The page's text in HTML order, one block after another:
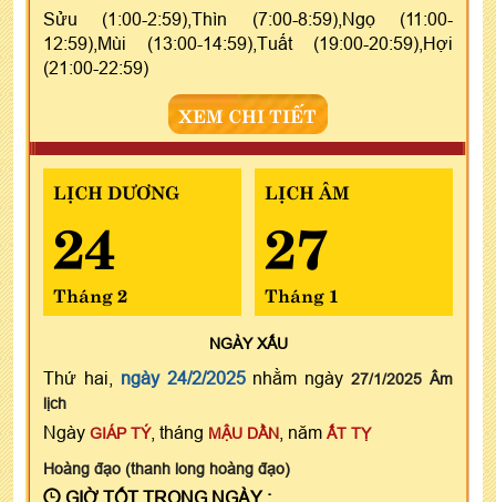
Sửu (1:00-2:59),Thìn (7:00-8:59),Ngọ (11:00-
12:59),Mùi (13:00-14:59),Tuất (19:00-20:59),Hợi
(21:00-22:59)
XEM CHI TIẾT
LỊCH DƯƠNG
24
Tháng 2
LỊCH ÂM
27
Tháng 1
NGÀYXẤU
Thứ hai, ngày 24/2/2025nhằm ngày27/1/2025 Âm
lịch
Ngày GIÁP TÝ, tháng MẬU DẦN , năm ẤT TỴ
Hoàng đạo (thanh long hoàng đạo)
GIỜ TỐT TRONG NGÀY :